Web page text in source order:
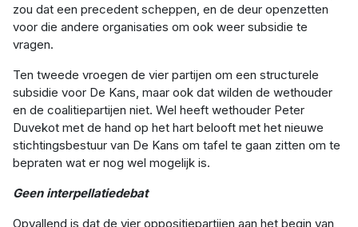
zou dat een precedent scheppen, en de deur openzetten
voor die andere organisaties om ook weer subsidie te
vragen.
Ten tweede vroegen de vier partijen om een structurele
subsidie voor De Kans, maar ook dat wilden de wethouder
en de coalitiepartijen niet. Wel heeft wethouder Peter
Duvekot met de hand op het hart belooft met het nieuwe
stichtingsbestuur van De Kans om tafel te gaan zitten om te
bepraten wat er nog wel mogelijk is.
Geen interpellatiedebat
Opvallend is dat de vier oppositiepartijen aan het begin van